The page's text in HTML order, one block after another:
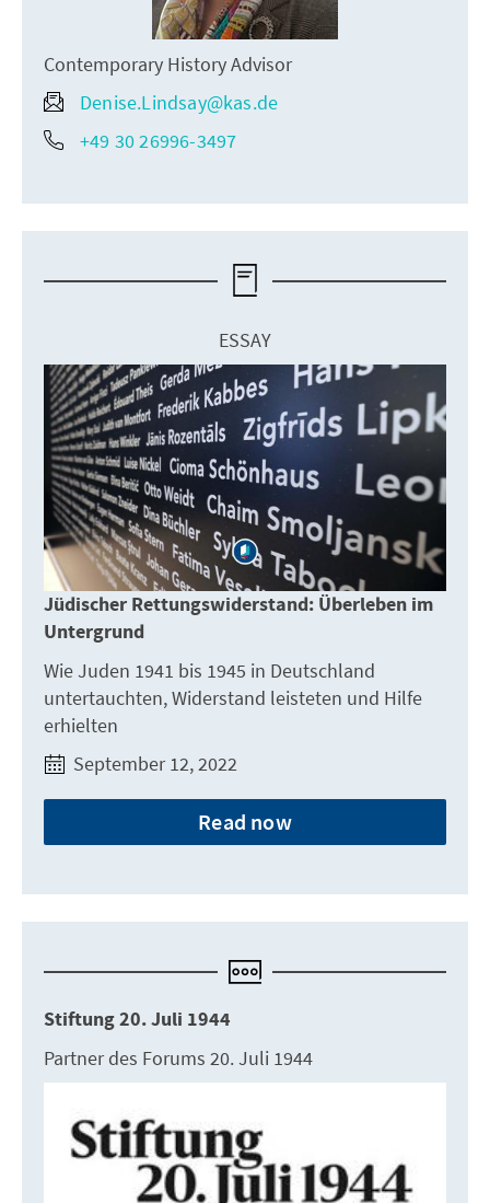
Contemporary History Advisor
Denise.Lindsay@kas.de
+49 30 26996-3497
ESSAY
Jüdischer Rettungswiderstand: Überleben im
Untergrund
Wie Juden 1941 bis 1945 in Deutschland
untertauchten, Widerstand leisteten und Hilfe
erhielten
September 12, 2022
Read now
Stiftung 20. Juli 1944
Partner des Forums 20. Juli 1944